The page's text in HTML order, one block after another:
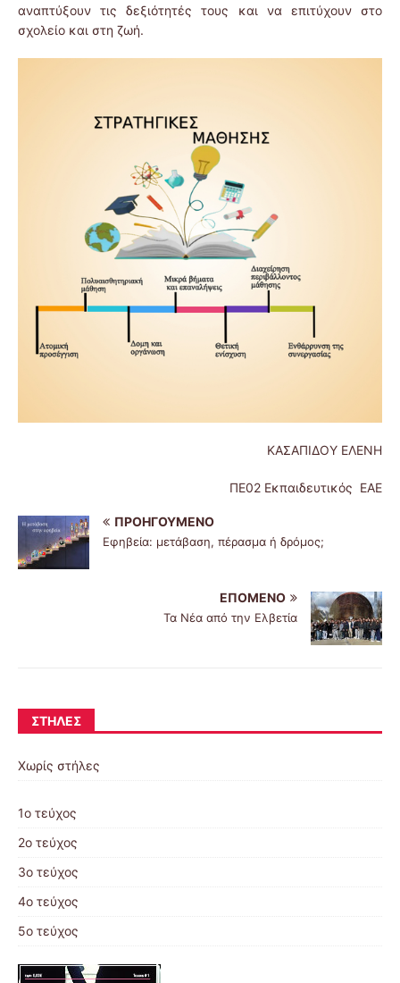
αναπτύξουν τις δεξιότητές τους και να επιτύχουν στο
σχολείο και στη ζωή.
ΚΑΣΑΠΙΔΟΥ ΕΛΕΝΗ
ΠΕ02 Εκπαιδευτικός ΕΑΕ
ΠΡΟΗΓΟΎΜΕΝΟ
Εφηβεία: μετάβαση, πέρασμα ή δρόμος;
ΕΠΌΜΕΝΟ
Τα Νέα από την Ελβετία
ΣΤΉΛΕΣ
Χωρίς στήλες
1ο τεύχος
2ο τεύχος
3ο τεύχος
4ο τεύχος
5ο τεύχος